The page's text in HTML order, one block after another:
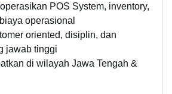
POS System, inventory,
operasional
oriented, disiplin, dan
jawab tinggi
di wilayah Jawa Tengah &